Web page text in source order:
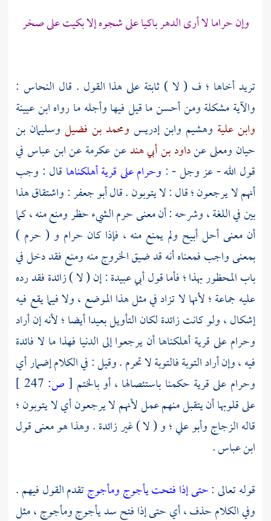
وإن حراما لا أرى الدهر باكيا على شجوه إلا بكيت على صخر
تريد أخاها ؛ ف ( لا ) ثابتة على هذا القول . قال النحاس :
والآية مشكلة ومن أحسن ما قيل فيها وأجله ما رواهابن عيينة
وابن علية وهشيم وابن إدريس ومحمد بن فضيل وسليمان بن
حيان ومعلىعنداود بن أبي هندعنعكرمةعنابن عباسفي
قول الله - عز وجل - : وحرام على قرية أهلكناها قال : وجب
أنهم لا يرجعون ؛ قال : لا يتوبون . قالأبو جعفر: واشتقاق هذا
بين في اللغة ، وشرحه : أن معنى حرم الشيء حظر ومنع منه ، كما
أن معنى أحل أبيح ولم يمنع منه ، فإذا كان حرام و ( حرم )
بمعنى واجب فمعناه أنه قد ضيق الخروج منه ومنع فقد دخل في
باب المحظور بهذا ؛ فأما قولأبي عبيدة: إن ( لا ) زائدة فقد رده
عليه جماعة ؛ لأنها لا تزاد في مثل هذا الموضع ، ولا فيما يقع فيه
إشكال ، ولو كانت زائدة لكان التأويل بعيدا أيضا ؛ لأنه إن أراد
وحرام على قرية أهلكناها أن يرجعوا إلى الدنيا فهذا ما لا فائدة
فيه ، وإن أراد التوبة فالتوبة لا تحرم . وقيل : في الكلام إضمار أي
وحرام على قرية حكمنا باستئصالها ، أو بالختم [ص:
على قلوبها أن يتقبل منهم عمل لأنهم لا يرجعون أي لا يتوبون ؛
قالهالزجاجوأبو علي ؛و ( لا ) غير زائدة . وهذا هو معنى قول
ابن عباس.
قوله تعالى :حتى إذا فتحت يأجوج ومأجوجتقدم القول فيهم .
وفي الكلام حذف ، أي حتى إذا فتح سديأجوجومأجوج ،مثل